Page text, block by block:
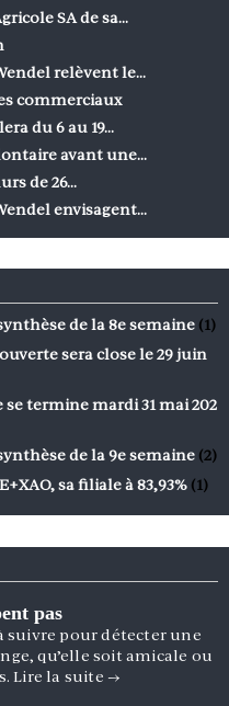
SA de sa…
relèvent le…
commerciaux
du 6 au 19…
avant une…
de 26…
envisagent…
de la 8e semaine (1)
sera close le 29 juin
se termine mardi 31 mai 202
de la 9e semaine (2)
sa filiale à 83,93% (1)
pas
suivre pour détecter une
qu’elle soit amicale ou
Lire la suite →